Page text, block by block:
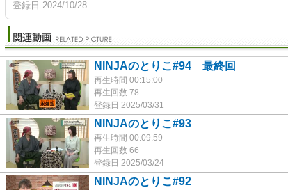
登録日 2024/10/28
NINJAのとりこ#94 最終回
再生時間 00:15:00
再生回数 78
登録日 2025/03/31
NINJAのとりこ#93
再生時間 00:09:59
再生回数 66
登録日 2025/03/24
NINJAのとりこ#92